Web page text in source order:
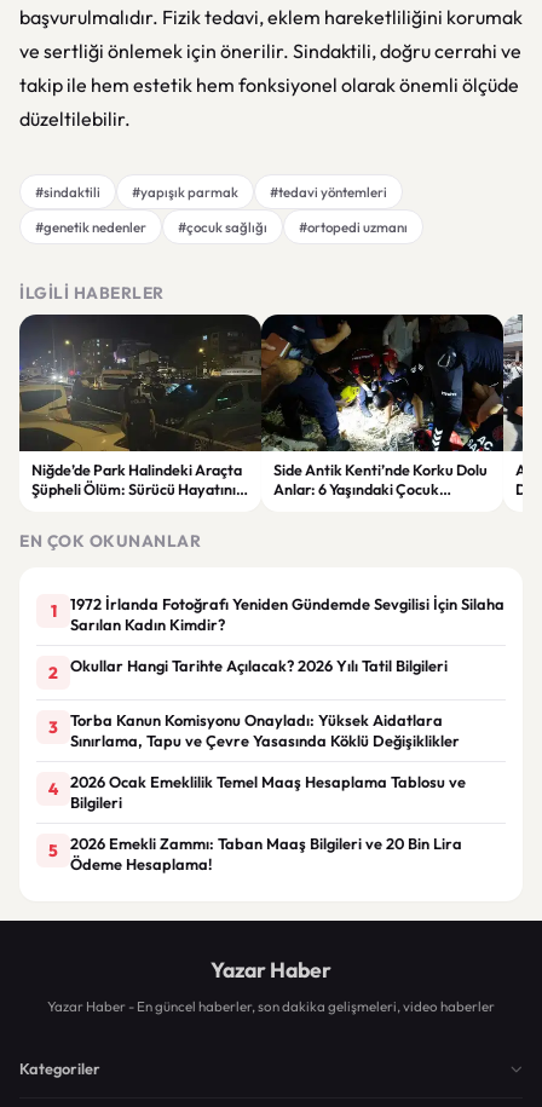
başvurulmalıdır. Fizik tedavi, eklem hareketliliğini korumak
ve sertliği önlemek için önerilir. Sindaktili, doğru cerrahi ve
takip ile hem estetik hem fonksiyonel olarak önemli ölçüde
düzeltilebilir.
#sindaktili #yapışık parmak
#tedavi yöntemleri
#genetik nedenler
#çocuk sağlığı #ortopedi uzmanı
İLGILI HABERLER
Niğde’de Park Halindeki Araçta
Şüpheli Ölüm: Sürücü Hayatını
Side Antik Kenti’nde Korku Dolu
Anlar: 6 Yaşındaki Çocuk
EN ÇOK OKUNANLAR
1
1972 İrlanda Fotoğrafı Yeniden Gündemde Sevgilisi İçin Silaha
Sarılan Kadın Kimdir?
2 Okullar Hangi Tarihte Açılacak? 2026 Yılı Tatil Bilgileri
3
Torba Kanun Komisyonu Onayladı: Yüksek Aidatlara
Sınırlama, Tapu ve Çevre Yasasında Köklü Değişiklikler
4
2026 Ocak Emeklilik Temel Maaş Hesaplama Tablosu ve
Bilgileri
5
2026 Emekli Zammı: Taban Maaş Bilgileri ve 20 Bin Lira
Ödeme Hesaplama!
Yazar Haber
Yazar Haber - En güncel haberler, son dakika gelişmeleri, video haberler
Kategoriler